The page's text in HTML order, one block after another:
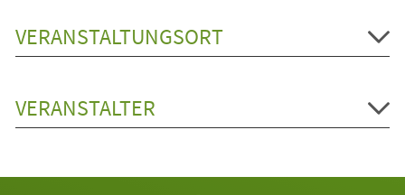
VERANSTALTUNGSORT
VERANSTALTER